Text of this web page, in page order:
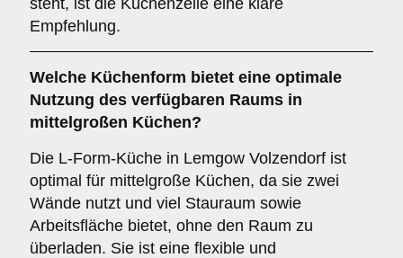
steht, ist die Küchenzeile eine klare
Empfehlung.
Welche Küchenform bietet eine optimale
Nutzung des verfügbaren Raums in
mittelgroßen Küchen?
Die L-Form-Küche in Lemgow Volzendorf ist
optimal für mittelgroße Küchen, da sie zwei
Wände nutzt und viel Stauraum sowie
Arbeitsfläche bietet, ohne den Raum zu
überladen. Sie ist eine flexible und